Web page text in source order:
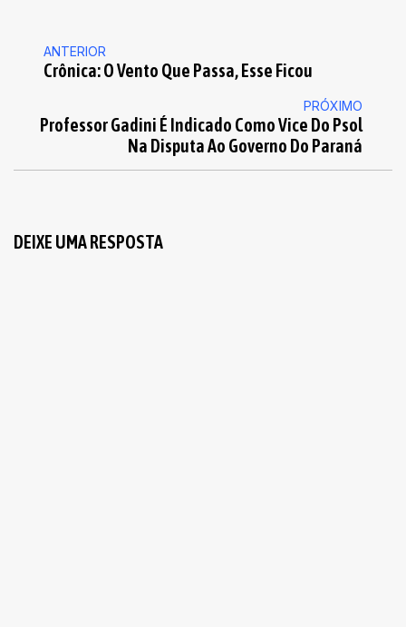
ANTERIOR
Crônica: O Vento Que Passa, Esse Ficou
PRÓXIMO
Professor Gadini É Indicado Como Vice Do Psol
Na Disputa Ao Governo Do Paraná
DEIXE UMA RESPOSTA